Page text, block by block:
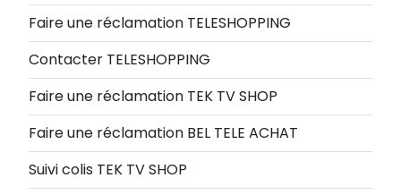
Faire une réclamation TELESHOPPING
Contacter TELESHOPPING
Faire une réclamation TEK TV SHOP
Faire une réclamation BEL TELE ACHAT
Suivi colis TEK TV SHOP